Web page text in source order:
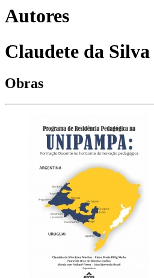
Autores
Claudete da
Obras